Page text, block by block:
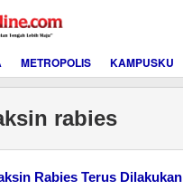
METROPOLIS KAMPUSKU
rabies
Rabies Terus Dilakukan